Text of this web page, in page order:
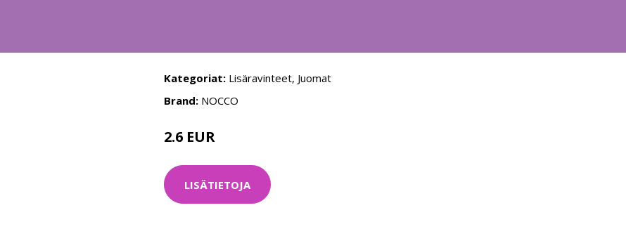
Kategoriat: Lisäravinteet, Juomat
Brand: NOCCO
2.6 EUR
LISÄTIETOJA